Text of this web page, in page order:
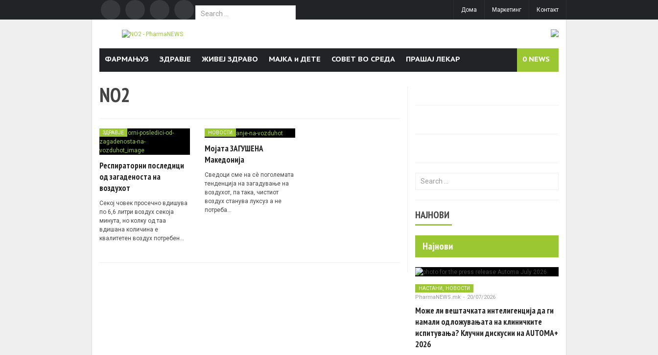
Search for:
Дома Маркетинг Контакт
ФАРМАЊУЗ ЗДРАВЈЕ ЖИВЕЈ ЗДРАВО МАЈКА и ДЕТЕ СОВЕТ ВО СРЕДА ПРАШАЈ ЛЕКАР 0 NEWS
NO2
ЗДРАВЈЕ
Респираторни последици
од загаденоста на
воздухот
Секој човек просечно вдишува
по 6,6 литри воздух секоја
минута, но колку од таа
вдишана количина е
квалитетен воздух потребен…
НОВОСТИ
Мојата ЗАГУШЕНА
Македонија
Сведоци сме на сè поголемата
тенденција на загадување на
воздухот, па така, чистиот
воздух станува луксуз а не
потреба…
Search for:
НАЈНОВИ
Најнови
НАСТАНИ НОВОСТИ
PharmaNEWS.mk - 20/07/2026
Може ли вештачката интелигенција да ги
намали одложувањата на клиничките
испитувања? Клучни дискусии на AUTOMA+
2026